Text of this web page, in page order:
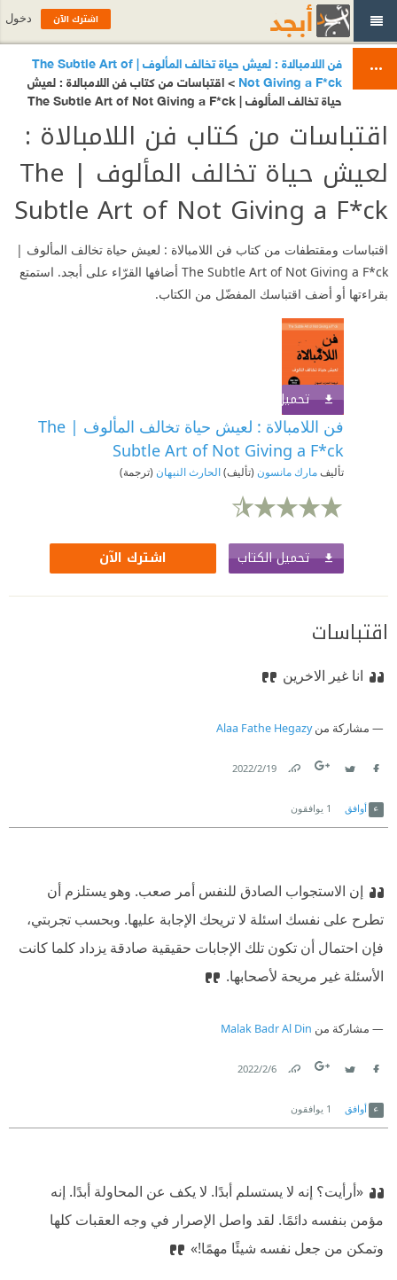
فن اللامبالاة : لعيش حياة تخالف المألوف | The Subtle Art of
Not Giving a F*ck > اقتباسات من كتاب فن اللامبالاة : لعيش
حياة تخالف المألوف | The Subtle Art of Not Giving a F*ck
اقتباسات من كتاب فن اللامبالاة :
لعيش حياة تخالف المألوف | The
Subtle Art of Not Giving a F*ck
اقتباسات ومقتطفات من كتاب فن اللامبالاة : لعيش حياة تخالف المألوف |
The Subtle Art of Not Giving a F*ck أضافها القرّاء على أبجد. استمتع
بقراءتها أو أضف اقتباسك المفضّل من الكتاب.
تحميل الكتاب
فن اللامبالاة : لعيش حياة تخالف المألوف | The
Subtle Art of Not Giving a F*ck
تأليفمارك مانسون (تأليف)الحارث النبهان (ترجمة)
تحميل الكتاب اشترك الآن
اقتباسات
انا غير الاخرين
مشاركة منAlaa Fathe Hegazy
19‏/2‏/2022
أوافق 1 يوافقون
إن الاستجواب الصادق للنفس أمر صعب. وهو يستلزم أن
تطرح على نفسك اسئلة لا تريحك الإجابة عليها. وبحسب تجربتي،
فإن احتمال أن تكون تلك الإجابات حقيقية صادقة يزداد كلما كانت
الأسئلة غير مريحة لأصحابها.
مشاركة من Malak Badr Al Din
6‏/2‏/2022
أوافق 1 يوافقون
«أرأيت؟ إنه لا يستسلم أبدًا. لا يكف عن المحاولة أبدًا. إنه
مؤمن بنفسه دائمًا. لقد واصل الإصرار في وجه العقبات كلها
وتمكن من جعل نفسه شيئًا مهمًا!»
اشترك الآن دخول